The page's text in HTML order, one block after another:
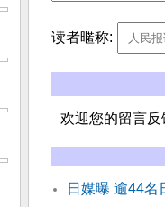
读者暱称:
欢迎您的留言反
日媒曝 逾44名